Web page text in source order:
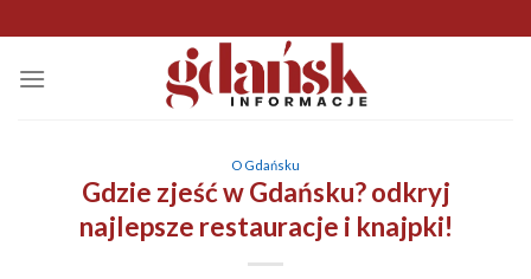
to
content
O Gdańsku
Gdzie zjeść w Gdańsku? odkryj
najlepsze restauracje i knajpki!